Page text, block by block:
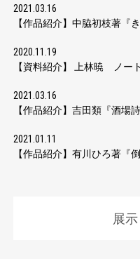
2021.03.16
【作品紹介】中脇初枝著『
2020.11.19
【資料紹介】 上林暁 ノー
2021.03.16
【作品紹介】吉田類『酒場
2021.01.11
【作品紹介】有川ひろ著『
展